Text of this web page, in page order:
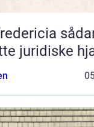
sådan finder
juridiske